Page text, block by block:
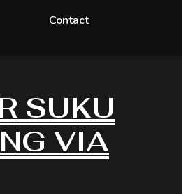
Contact
SUKU
VIA